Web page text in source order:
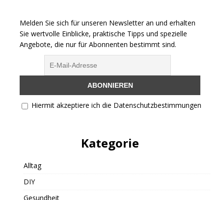
Melden Sie sich für unseren Newsletter an und erhalten
Sie wertvolle Einblicke, praktische Tipps und spezielle
Angebote, die nur für Abonnenten bestimmt sind.
Hiermit akzeptiere ich die Datenschutzbestimmungen
Kategorie
Alltag
DIY
Gesundheit